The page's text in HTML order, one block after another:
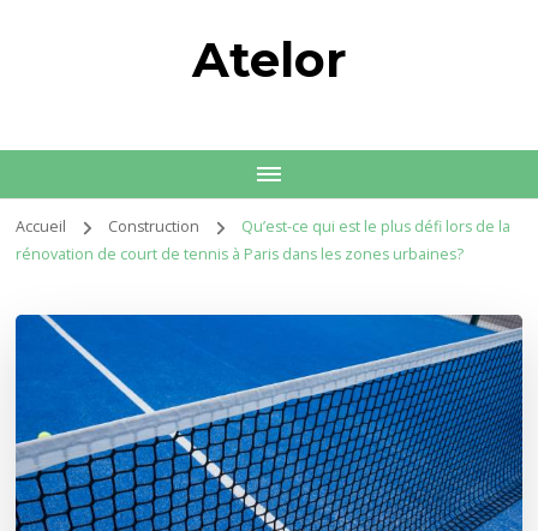
Atelor
Accueil Construction
Qu’est-ce qui est le plus défi lors de la
rénovation de court de tennis à Paris dans les zones urbaines?